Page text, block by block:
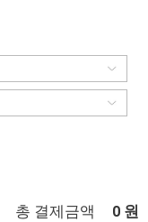
총 결제금액 0 원